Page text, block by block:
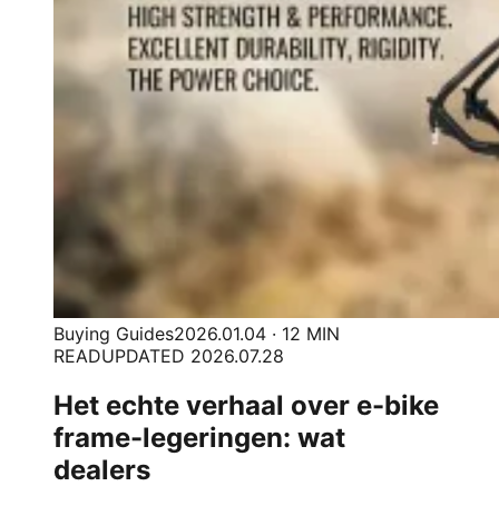
Buying Guides2026.01.04 · 12 MIN
READUPDATED 2026.07.28
Het echte verhaal over e-bike
frame-legeringen: wat
dealers